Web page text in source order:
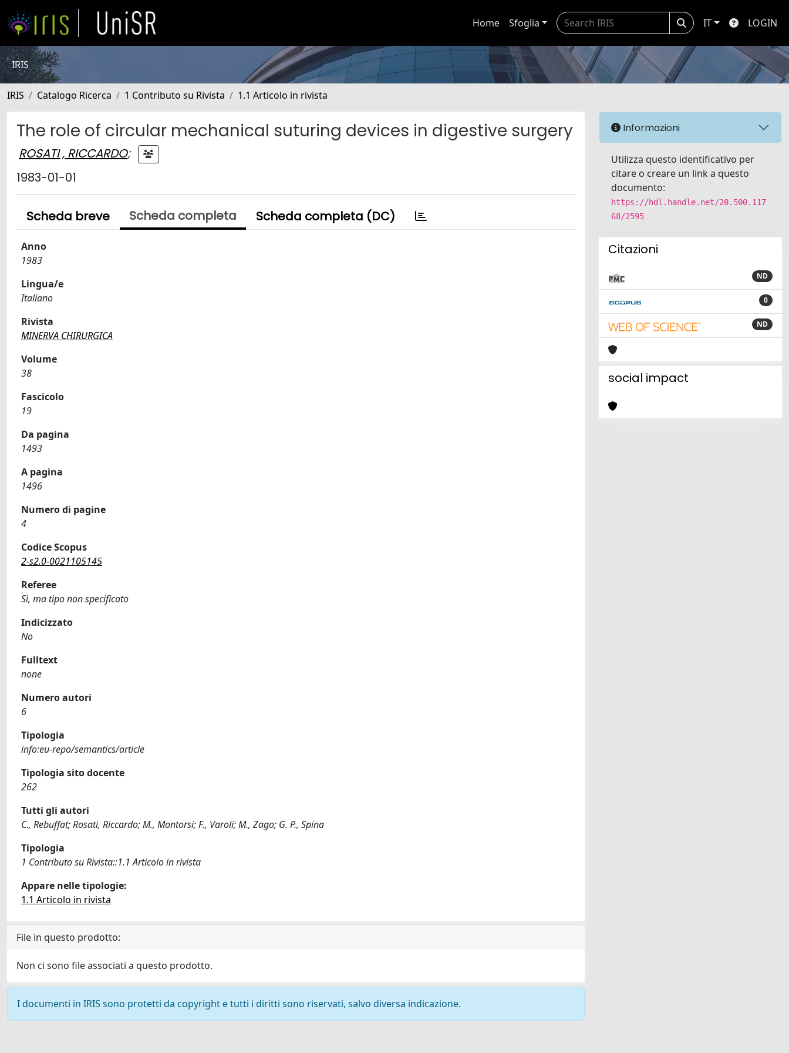
Home Sfoglia IT LOGIN
IRIS
IRIS Catalogo Ricerca 1 Contributo su Rivista 1.1 Articolo in rivista
The role of circular mechanical suturing devices in digestive surgery
ROSATI , RICCARDO;
1983-01-01
Scheda breve Scheda completa Scheda completa (DC)
Anno
1983
Lingua/e
Italiano
Rivista
MINERVA CHIRURGICA
Volume
38
Fascicolo
19
Da pagina
1493
A pagina
1496
Numero di pagine
4
Codice Scopus
2-s2.0-0021105145
Referee
Sì, ma tipo non specificato
Indicizzato
No
Fulltext
none
Numero autori
6
Tipologia
info:eu-repo/semantics/article
Tipologia sito docente
262
Tutti gli autori
C., Rebuffat; Rosati, Riccardo; M., Montorsi; F., Varoli; M., Zago; G. P., Spina
Tipologia
1 Contributo su Rivista::1.1 Articolo in rivista
Appare nelle tipologie:
1.1 Articolo in rivista
File in questo prodotto:
Non ci sono file associati a questo prodotto.
I documenti in IRIS sono protetti da copyright e tutti i diritti sono riservati, salvo diversa indicazione.
Informazioni
Utilizza questo identificativo per
citare o creare un link a questo
documento:
https://hdl.handle.net/20.500.117
68/2595
Citazioni
ND
0
ND
social impact